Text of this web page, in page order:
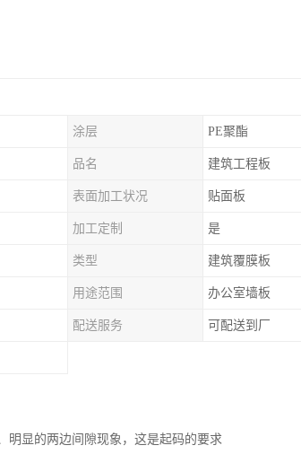
涂层 PE聚酯
品名 建筑工程板
表面加工状况 贴面板
加工定制 是
类型 建筑覆膜板
用途范围 办公室墙板
配送服务 可配送到厂
明显的两边间隙现象，这是起码的要求